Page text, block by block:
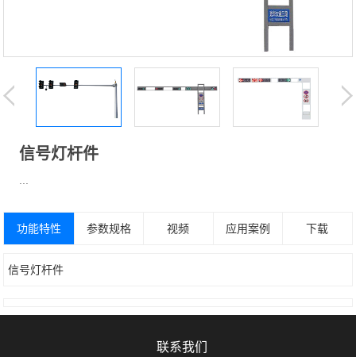
信号灯杆件
功能特性 参数规格 视频 应用案例 下载
信号灯杆件
联系我们